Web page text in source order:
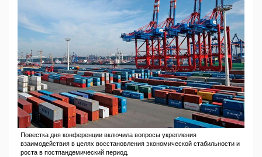
Повестка дня конференции включила вопросы укрепления
взаимодействия в целях восстановления экономической стабильности и
роста в постпандемический период.